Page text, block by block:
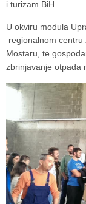
i turizam BiH.
U okviru modula
regionalnom
Mostaru, te
zbrinjavanje otpada